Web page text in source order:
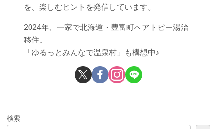
を、楽しむヒントを発信しています。
2024年、一家で北海道・豊富町へアトピー湯治
移住。
「ゆるっとみんなで温泉村」も構想中♪
検索